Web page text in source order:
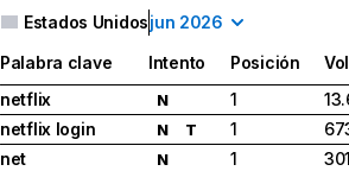
Estados Unidosjun 2026
Palabra clave Intento Posición
netflix
N 1
netflix login
N T 1
net
N 1